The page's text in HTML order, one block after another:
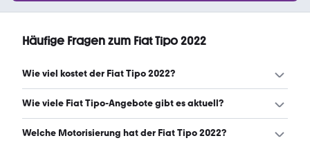
Häufige Fragen zum Fiat Tipo 2022
Wie viel kostet der Fiat Tipo 2022?
Ein guter Preis für einen Fiat Tipo 2022 liegt zwischen
Wie viele Fiat Tipo-Angebote gibt es aktuell?
Es gibt insgesamt 270 Fiat Tipo bei mobile.de, davon 270
Welche Motorisierung hat der Fiat Tipo 2022?